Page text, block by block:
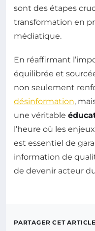
sont des étapes
transformation en
médiatique.
En réaffirmant
équilibrée et
non seulement
désinformation,
une véritable
l’heure où les
est essentiel de
information de
de devenir acteur
PARTAGER CET ARTICLE